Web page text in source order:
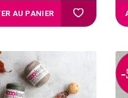
AU PANIER Ajouter à la